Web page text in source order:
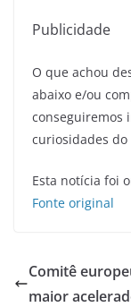
Publicidade
O que achou
abaixo e/ou
conseguiremos
curiosidades
Esta notícia foi
Fonte original
Comitê
maior